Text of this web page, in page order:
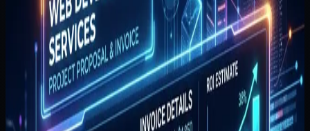
Tim Pytagotech
Metodologi panduan
Disusun dari pola struktur halaman, ajakan tindakan, bukti
kerja, dan ruang lingkup tahap pertama yang paling sering
dibahas di proyek website bisnis.
Cara memakainya